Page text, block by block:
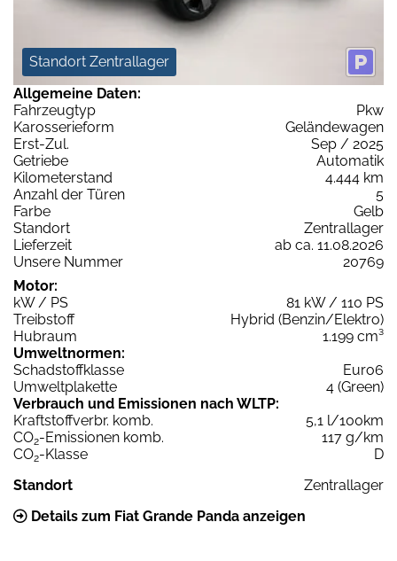
Standort Zentrallager
Allgemeine Daten:
Fahrzeugtyp
Pkw
Karosserieform
Geländewagen
Erst-Zul.
Sep / 2025
Getriebe
Automatik
Kilometerstand
4.444 km
Anzahl der Türen
5
Farbe
Gelb
Standort
Zentrallager
Lieferzeit
ab ca. 11.08.2026
Unsere Nummer
20769
Motor:
kW / PS
81 kW / 110 PS
Treibstoff
Hybrid (Benzin/Elektro)
Hubraum
1.199 cm³
Umweltnormen:
Schadstoffklasse
Euro6
Umweltplakette
4 (Green)
Verbrauch und Emissionen nach WLTP:
Kraftstoffverbr. komb.
5,1 l/100km
CO2-Emissionen komb.
117 g/km
CO2-Klasse
D
Standort
Zentrallager
Details zum Fiat Grande Panda anzeigen